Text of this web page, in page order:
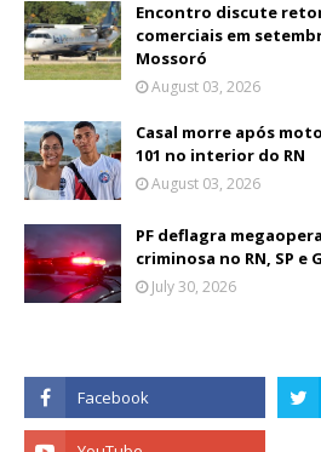
Encontro discute
comerciais em
Mossoró
August 03, 2026
Casal morre após
101 no interior do RN
August 03, 2026
PF deflagra
criminosa no RN, SP e
July 30, 2026